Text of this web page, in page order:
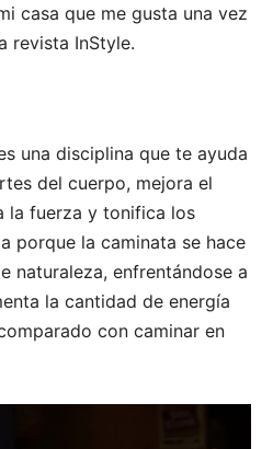
casa que me gusta una vez
revista InStyle.
una disciplina que te ayuda
del cuerpo, mejora el
la fuerza y tonifica los
porque la caminata se hace
naturaleza, enfrentándose a
la cantidad de energía
con caminar en